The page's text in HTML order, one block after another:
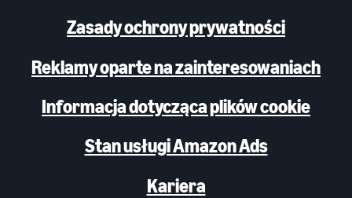
Zasady ochrony prywatności
Reklamy oparte na zainteresowaniach
Informacja dotycząca plików cookie
Stan usługi Amazon Ads
Kariera